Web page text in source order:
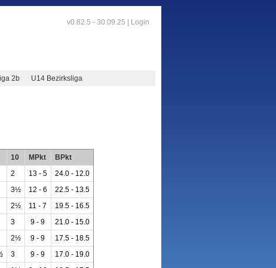
v0.82.5 - 30.09.25 | Login
2b U14 Bezirksliga
10 MPkt
BPkt
2 13 - 5
24.0 - 12.0
3½ 12 - 6
22.5 - 13.5
2½ 11 - 7
19.5 - 16.5
3 9 - 9
21.0 - 15.0
2½ 9 - 9
17.5 - 18.5
3 9 - 9
17.0 - 19.0